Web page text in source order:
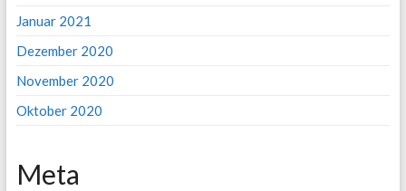
Januar 2021
Dezember 2020
November 2020
Oktober 2020
Meta